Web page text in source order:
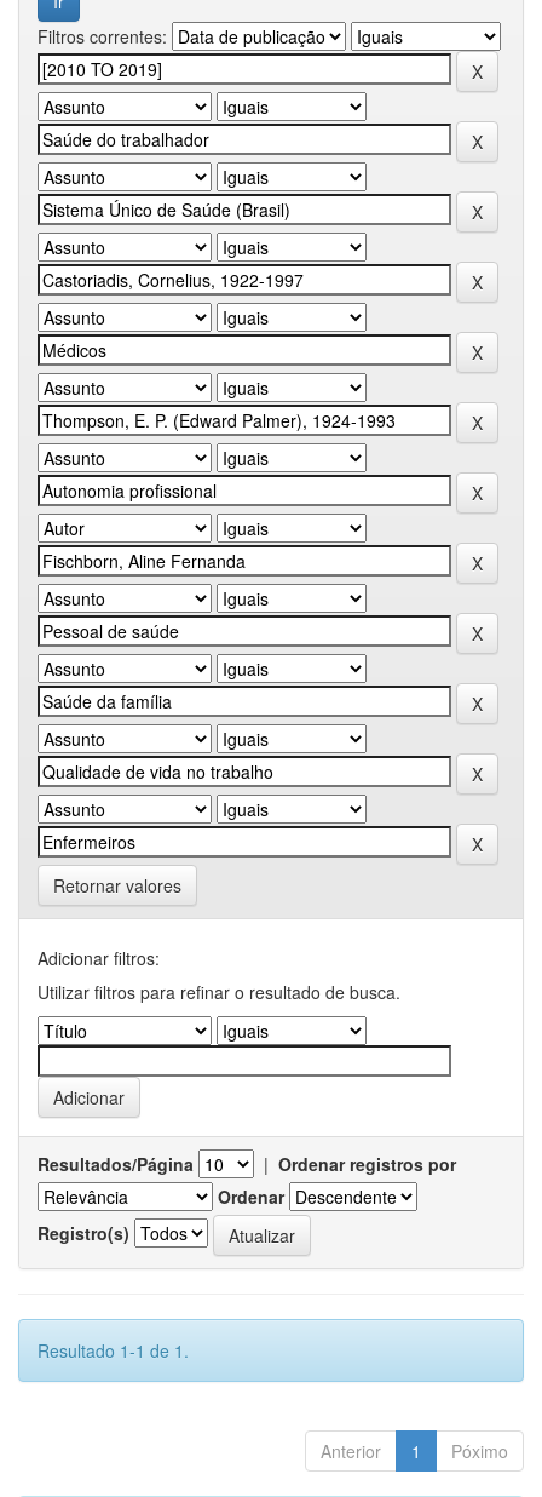
Filtros correntes:
Retornar valores
Adicionar filtros:
Utilizar filtros para refinar o resultado de busca.
Resultados/Página | Ordenar registros por
Ordenar
Registro(s)
Resultado 1-1 de 1.
Anterior 1 Póximo